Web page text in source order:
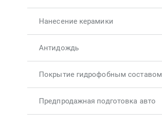
Нанесение керамики
Антидождь
Покрытие гидрофобным составом
Предпродажная подготовка авто